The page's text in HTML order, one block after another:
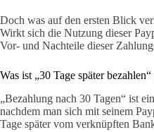
Doch was auf den ersten Blick
Wirkt sich die Nutzung dieser
Vor- und Nachteile dieser
Was ist „30 Tage später
„Bezahlung nach 30 Tagen“ ist
nachdem man sich mit seinem
Tage später vom verknüpften